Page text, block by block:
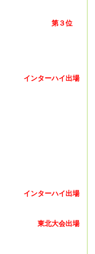
第３位
インターハイ出場
インターハイ出場
東北大会出場